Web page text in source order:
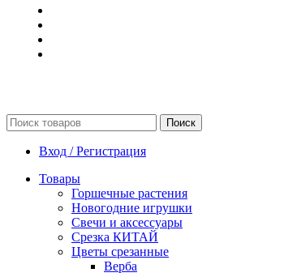
Поиск
Вход / Регистрация
Товары
Горшечные растения
Новогодние игрушки
Свечи и аксессуары
Срезка КИТАЙ
Цветы срезанные
Верба